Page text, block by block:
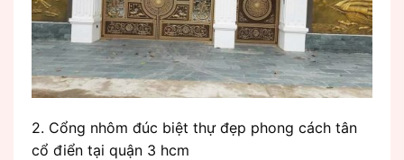
2. Cổng nhôm đúc biệt thự đẹp phong cách tân
cổ điển tại quận 3 hcm